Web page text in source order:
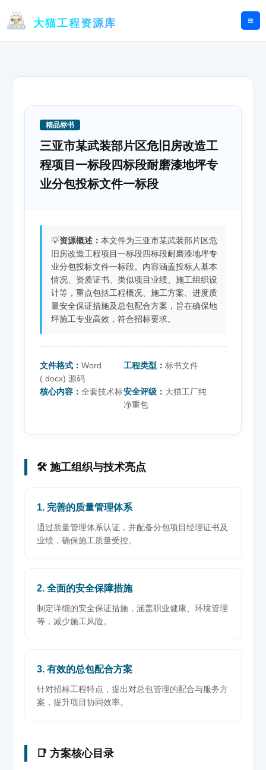
大猫工程资源库
精品标书
三亚市某武装部片区危旧房改造工
程项目一标段四标段耐磨漆地坪专
业分包投标文件一标段
💡资源概述： 本文件为三亚市某武装部片区危
旧房改造工程项目一标段四标段耐磨漆地坪专
业分包投标文件一标段。内容涵盖投标人基本
情况、资质证书、类似项目业绩、施工组织设
计等，重点包括工程概况、施工方案、进度质
量安全保证措施及总包配合方案，旨在确保地
坪施工专业高效，符合招标要求。
文件格式： Word
(.docx) 源码
工程类型：标书文件
核心内容： 全套技术标安全评级： 大猫工厂纯
净重包
🛠️ 施工组织与技术亮点
1. 完善的质量管理体系
通过质量管理体系认证，并配备分包项目经理证书及
业绩，确保施工质量受控。
2. 全面的安全保障措施
制定详细的安全保证措施，涵盖职业健康、环境管理
等，减少施工风险。
3. 有效的总包配合方案
针对招标工程特点，提出对总包管理的配合与服务方
案，提升项目协同效率。
📑 方案核心目录